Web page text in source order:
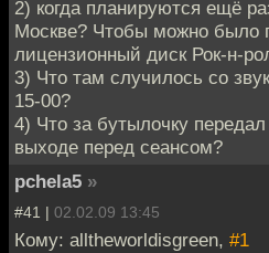
2) когда планируются ещё
Москве? Чтобы можно было
лицензионный диск Рок-н-
3) Что там случилось со
15-00?
4) Что за бутылочку
выходе перед сеансом?
pchela5 »
#41 | 02.02.09 13:45
Кому: alltheworldisgreen, #1